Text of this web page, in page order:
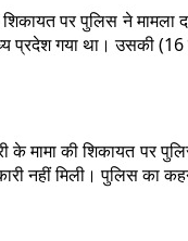
पर पुलिस ने
प्रदेश गया था। उसकी
के मामा की शिकायत पर
मिली। पुलिस का